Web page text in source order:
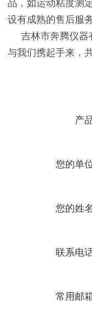
品，如运动粘度测
设有成熟的售后服
吉林市奔腾仪器
与我们携起手来，
产
您的单
您的姓
联系电
常用邮